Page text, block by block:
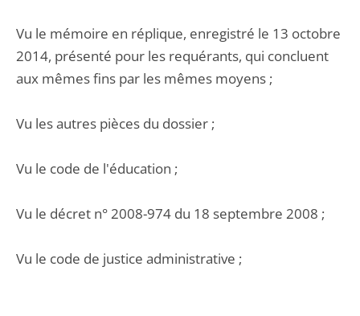
Vu le mémoire en réplique, enregistré le 13 octobre
2014, présenté pour les requérants, qui concluent
aux mêmes fins par les mêmes moyens ;
Vu les autres pièces du dossier ;
Vu le code de l'éducation ;
Vu le décret n° 2008-974 du 18 septembre 2008 ;
Vu le code de justice administrative ;